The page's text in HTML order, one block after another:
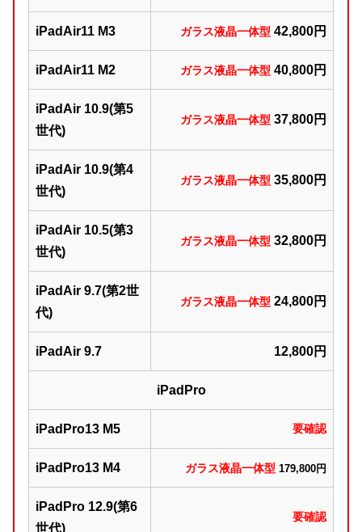
iPadAir11 M3 ガラス液晶一体型 42,800円
iPadAir11 M2 ガラス液晶一体型 40,800円
iPadAir 10.9(第5
世代)
ガラス液晶一体型 37,800円
iPadAir 10.9(第4
世代)
ガラス液晶一体型 35,800円
iPadAir 10.5(第3
世代)
ガラス液晶一体型 32,800円
iPadAir 9.7(第2世
代)
ガラス液晶一体型 24,800円
iPadAir 9.7 12,800円
iPadPro
iPadPro13 M5 要確認
iPadPro13 M4 ガラス液晶一体型 179,800円
iPadPro 12.9(第6
世代)
要確認